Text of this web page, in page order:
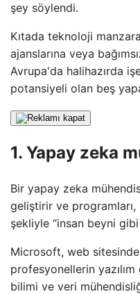
şey söylendi.
Kıtada teknoloji
ajanslarına veya
Avrupa'da halihazırda
potansiyeli olan beş
1. Yapay zeka
Bir yapay zeka
geliştirir ve programları,
şekliyle “insan beyni
Microsoft, web
profesyonellerin
bilimi ve veri